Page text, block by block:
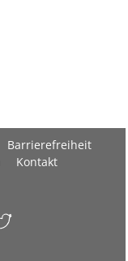
Barrierefreiheit
Kontakt